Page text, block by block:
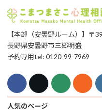
【本部（安曇野ルーム）】〒
長野県安曇野市三郷明盛
予約専用tel: 0120-99-7969
人気のページ